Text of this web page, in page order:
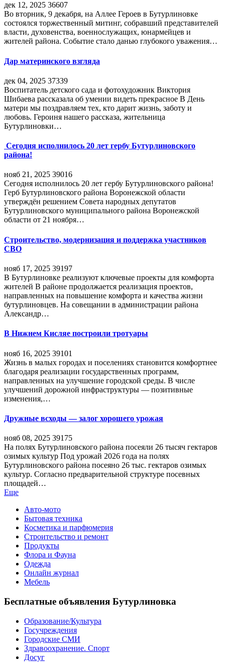
дек 12, 2025 36607
Во вторник, 9 декабря, на Аллее Героев в Бутурлиновке
состоялся торжественный митинг, собравший представителей
власти, духовенства, военнослужащих, юнармейцев и
жителей района. Событие стало данью глубокого уважения…
Дар материнского взгляда
дек 04, 2025 37339
Воспитатель детского сада и фотохудожник Виктория
Шибаева рассказала об умении видеть прекрасное В День
матери мы поздравляем тех, кто дарит жизнь, заботу и
любовь. Героиня нашего рассказа, жительница
Бутурлиновки…
Сегодня исполнилось 20 лет гербу Бутурлиновского
района!
нояб 21, 2025 39016
Сегодня исполнилось 20 лет гербу Бутурлиновского района!
Герб Бутурлиновского района Воронежской области
утверждён решением Совета народных депутатов
Бутурлиновского муниципального района Воронежской
области от 21 ноября…
Строительство, модернизация и поддержка участников
СВО
нояб 17, 2025 39197
В Бутурлиновке реализуют ключевые проекты для комфорта
жителей В районе продолжается реализация проектов,
направленных на повышение комфорта и качества жизни
бутурлиновцев. На совещании в администрации района
Александр…
В Нижнем Кисляе построили тротуары
нояб 16, 2025 39101
Жизнь в малых городах и поселениях становится комфортнее
благодаря реализации государственных программ,
направленных на улучшение городской среды. В числе
улучшений дорожной инфраструктуры — позитивные
изменения,…
Дружные всходы — залог хорошего урожая
нояб 08, 2025 39175
На полях Бутурлиновского района посеяли 26 тысяч гектаров
озимых культур Под урожай 2026 года на полях
Бутурлиновского района посеяно 26 тыс. гектаров озимых
культур. Согласно предварительной структуре посевных
площадей…
Еще
Авто-мото
Бытовая техника
Косметика и парфюмерия
Строительство и ремонт
Продукты
Флора и Фауна
Одежда
Онлайн журнал
Мебель
Бесплатные объявления Бутурлиновка
Образование/Культура
Госучреждения
Городские СМИ
Здравоохранение. Спорт
Досуг